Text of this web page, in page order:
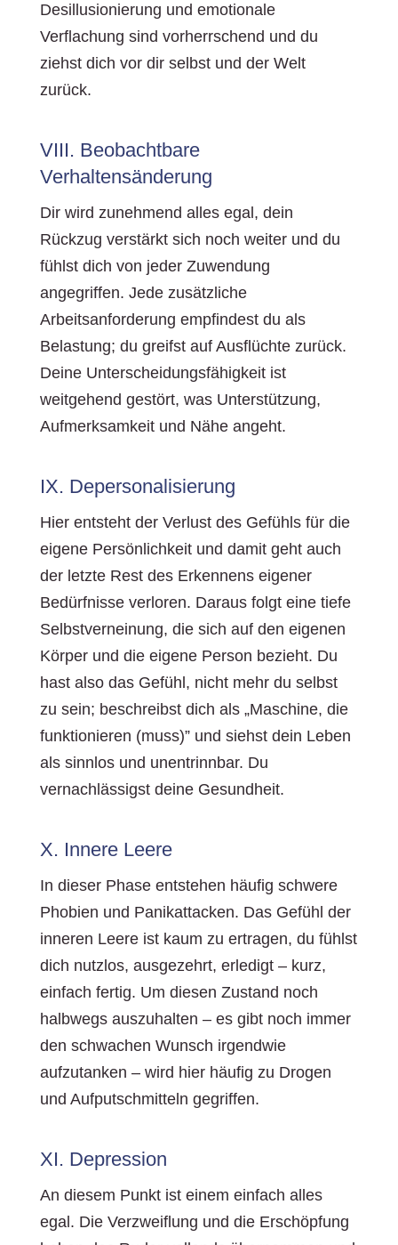
Desillusionierung und emotionale
Verflachung sind vorherrschend und du
ziehst dich vor dir selbst und der Welt
zurück.
VIII. Beobachtbare
Verhaltensänderung
Dir wird zunehmend alles egal, dein
Rückzug verstärkt sich noch weiter und du
fühlst dich von jeder Zuwendung
angegriffen. Jede zusätzliche
Arbeitsanforderung empfindest du als
Belastung; du greifst auf Ausflüchte zurück.
Deine Unterscheidungsfähigkeit ist
weitgehend gestört, was Unterstützung,
Aufmerksamkeit und Nähe angeht.
IX. Depersonalisierung
Hier entsteht der Verlust des Gefühls für die
eigene Persönlichkeit und damit geht auch
der letzte Rest des Erkennens eigener
Bedürfnisse verloren. Daraus folgt eine tiefe
Selbstverneinung, die sich auf den eigenen
Körper und die eigene Person bezieht. Du
hast also das Gefühl, nicht mehr du selbst
zu sein; beschreibst dich als „Maschine, die
funktionieren (muss)” und siehst dein Leben
als sinnlos und unentrinnbar. Du
vernachlässigst deine Gesundheit.
X. Innere Leere
In dieser Phase entstehen häufig schwere
Phobien und Panikattacken. Das Gefühl der
inneren Leere ist kaum zu ertragen, du fühlst
dich nutzlos, ausgezehrt, erledigt – kurz,
einfach fertig. Um diesen Zustand noch
halbwegs auszuhalten – es gibt noch immer
den schwachen Wunsch irgendwie
aufzutanken – wird hier häufig zu Drogen
und Aufputschmitteln gegriffen.
XI. Depression
An diesem Punkt ist einem einfach alles
egal. Die Verzweiflung und die Erschöpfung